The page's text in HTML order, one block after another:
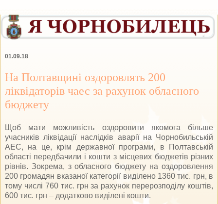
01.09.18
На Полтавщині оздоровлять 200
ліквідаторів чаес за рахунок обласного
бюджету
Щоб мати можливість оздоровити якомога більше
учасників ліквідації наслідків аварії на Чорнобильській
АЕС, на це, крім державної програми, в Полтавській
області передбачили і кошти з місцевих бюджетів різних
рівнів. Зокрема, з обласного бюджету на оздоровлення
200 громадян вказаної категорії виділено 1360 тис. грн, в
тому числі 760 тис. грн за рахунок перерозподілу коштів,
600 тис. грн – додатково виділені кошти.